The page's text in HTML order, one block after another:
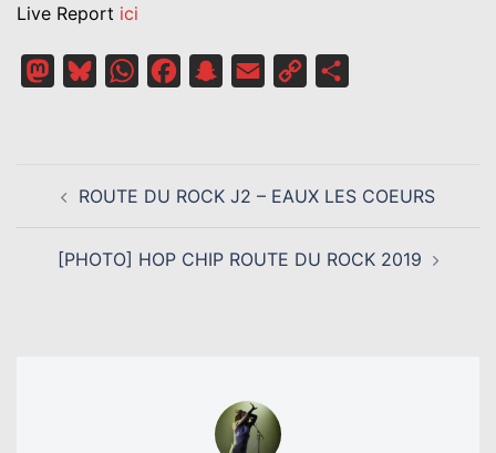
Live Report ici
MastodonBlueskyWhatsAppFacebookSnapchat
Email
Copy
D’ARTICLE
ROUTE DU ROCK J2 – EAUX LES COEURS
[PHOTO] HOP CHIP ROUTE DU ROCK 2019